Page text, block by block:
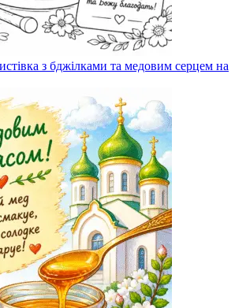
з бджілками та медовим серцем на